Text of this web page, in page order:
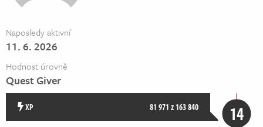
Komunita
Redakce
Živě
Naposledy aktivní
11. 6. 2026
Hodnost úrovně
Quest Giver
XP 81 971 z 163 840 14